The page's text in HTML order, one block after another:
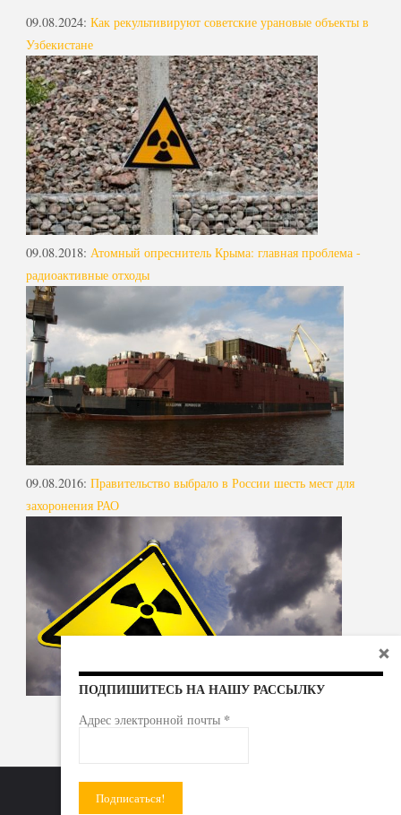
09.08.2024: Как рекультивируют советские урановые объекты в
Узбекистане
09.08.2018: Атомный опреснитель Крыма: главная проблема -
радиоактивные отходы
09.08.2016: Правительство выбрало в России шесть мест для
захоронения РАО
ПОДПИШИТЕСЬ НА НАШУ РАССЫЛКУ
Адрес электронной почты *